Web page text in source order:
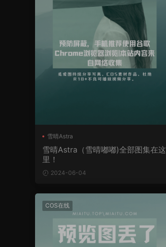
雪晴Astra
雪晴Astra（雪晴嘟嘟)全部图集在这
里！
2024-06-04
COS在线